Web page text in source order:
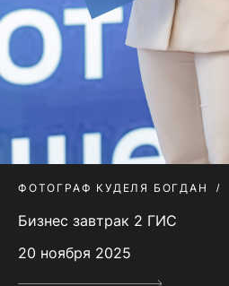
ФОТОГРАФ КУДЕЛЯ БОГДАН
Бизнес завтрак 2 ГИС
20 ноября 2025